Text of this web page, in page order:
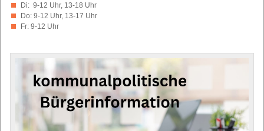
Di: 9-12 Uhr, 13-18 Uhr
Do: 9-12 Uhr, 13-17 Uhr
Fr: 9-12 Uhr